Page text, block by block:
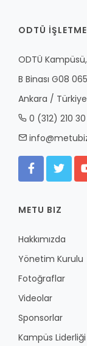
ODTÜ
ODTÜ
B Binası G08
Ankara / Türkiye
0 (312) 210
METU BIZ
Hakkımızda
Yönetim Kurulu
Fotoğraflar
Videolar
Sponsorlar
Kampüs Liderliği